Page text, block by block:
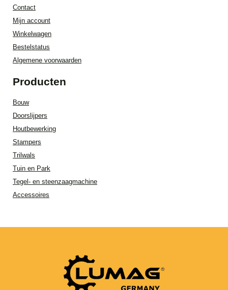
Contact
Mijn account
Winkelwagen
Bestelstatus
Algemene voorwaarden
Producten
Bouw
Doorslijpers
Houtbewerking
Stampers
Trilwals
Tuin en Park
Tegel- en steenzaagmachine
Accessoires